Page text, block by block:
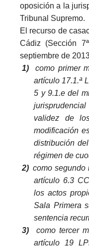
oposición a la
Tribunal Supremo.
El recurso de
Cádiz (Sección
septiembre de
1)
como primer
artículo 17.1.ª
5 y 9.1.e del
validez de
modificación
distribución
régimen de
2) como segundo
artículo 6.3
los actos
Sala Primera
sentencia
3)
como tercer
artículo 19